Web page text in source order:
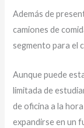
Además de
camiones de
segmento para el
Aunque puede
limitada de
de oficina a la
expandirse en un